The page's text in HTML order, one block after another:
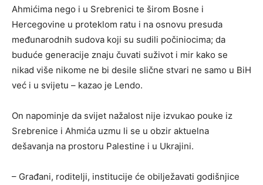
Ahmićima nego i u Srebrenici te širom Bosne i
Hercegovine u proteklom ratu i na osnovu presuda
međunarodnih sudova koji su sudili počiniocima; da
buduće generacije znaju čuvati suživot i mir kako se
nikad više nikome ne bi desile slične stvari ne samo u BiH
već i u svijetu – kazao je Lendo.
On napominje da svijet nažalost nije izvukao pouke iz
Srebrenice i Ahmića uzmu li se u obzir aktuelna
dešavanja na prostoru Palestine i u Ukrajini.
– Građani, roditelji, institucije će obilježavati godišnjice